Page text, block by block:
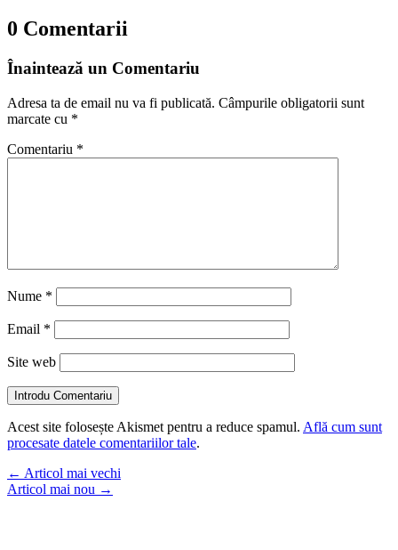
0 Comentarii
Înaintează un Comentariu
Adresa ta de email nu va fi publicată. Câmpurile obligatorii sunt
marcate cu *
Comentariu *
Nume *
Email *
Site web
Introdu Comentariu
Acest site folosește Akismet pentru a reduce spamul. Află cum sunt
procesate datele comentariilor tale.
← Articol mai vechi
Articol mai nou →